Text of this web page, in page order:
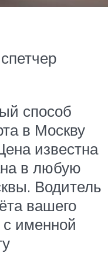
способ
в Москву
известна
в любую
Водитель
вашего
с именной